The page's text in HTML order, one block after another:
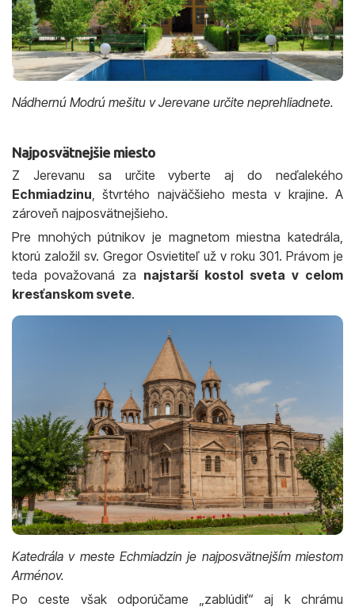
Nádhernú Modrú mešitu v Jerevane určite neprehliadnete.
Najposvätnejšie miesto
Z Jerevanu sa určite vyberte aj do neďalekého
Echmiadzinu, štvrtého najväčšieho mesta v krajine. A
zároveň najposvätnejšieho.
Pre mnohých pútnikov je magnetom miestna katedrála,
ktorú založil sv. Gregor Osvietiteľ už v roku 301. Právom je
teda považovaná za najstarší kostol sveta v celom
kresťanskom svete.
Katedrála v meste Echmiadzin je najposvätnejším miestom
Arménov.
Po ceste však odporúčame „zablúdiť“ aj k chrámu